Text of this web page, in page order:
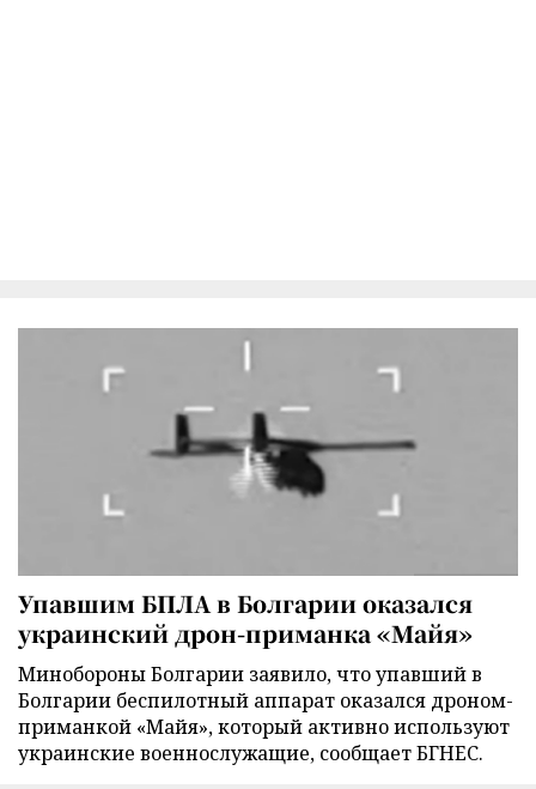
Упавшим БПЛА в Болгарии оказался
украинский дрон-приманка «Майя»
Минобороны Болгарии заявило, что упавший в
Болгарии беспилотный аппарат оказался дроном-
приманкой «Майя», который активно используют
украинские военнослужащие, сообщает БГНЕС.